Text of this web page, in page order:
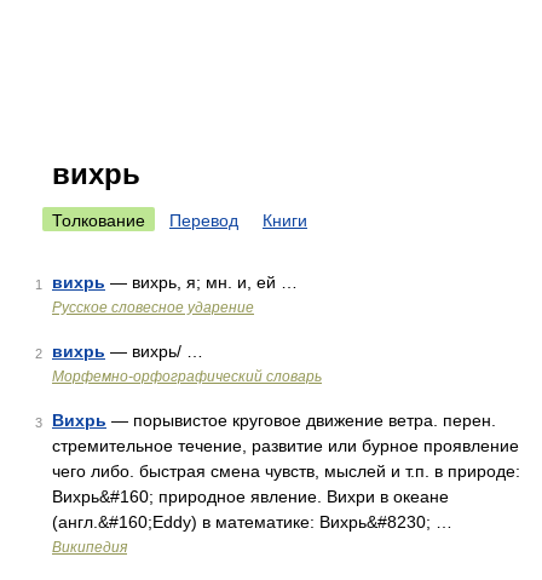
вихрь
Толкование Перевод Книги
1 вихрь — вихрь, я; мн. и, ей …
Русское словесное ударение
2 вихрь — вихрь/ …
Морфемно-орфографический словарь
3 Вихрь — порывистое круговое движение ветра. перен.
cтремительное течение, развитие или бурное проявление
чего либо. быстрая смена чувств, мыслей и т.п. в природе:
Вихрь&#160; природное явление. Вихри в океане
(англ.&#160;Eddy) в математике: Вихрь&#8230; …
Википедия